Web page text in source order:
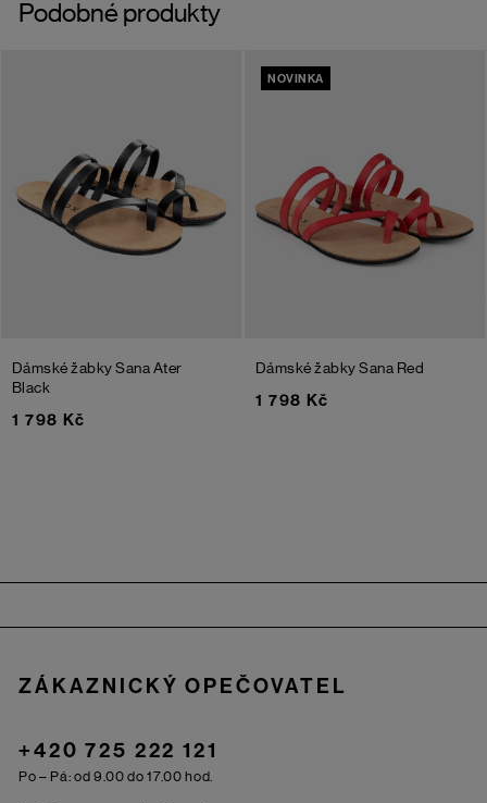
Podobné produkty
Dámské žabky Sana Ater
Black
1 798 Kč
NOVINKA
Dámské žabky Sana Red
1 798 Kč
ZÁKAZNICKÝ OPEČOVATEL
+420 725 222 121
Po – Pá: od 9.00 do 17.00 hod.